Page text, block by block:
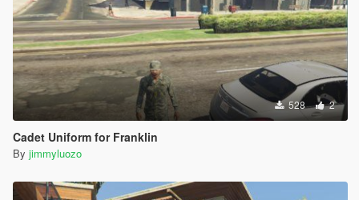
528 2
Cadet Uniform for Franklin
By jimmyluozo